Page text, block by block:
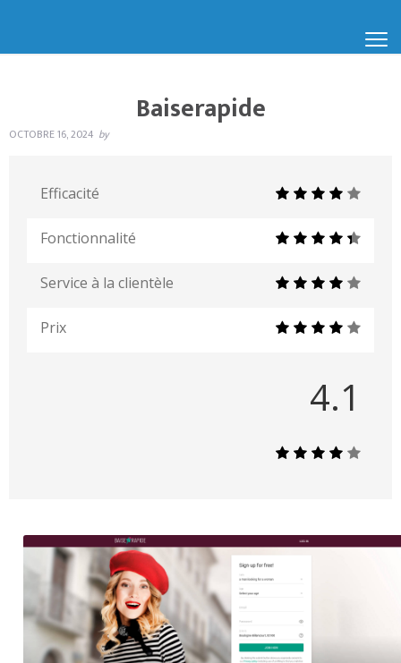
Baiserapide
OCTOBRE 16, 2024 by
Efficacité
Fonctionnalité
Service à la clientèle
Prix
4.1